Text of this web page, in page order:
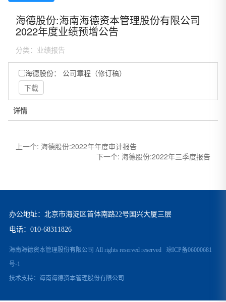
海德股份:海南海德资本管理股份有限公司
2022年度业绩预增公告
分类： 业绩报告
海德股份： 公司章程（修订稿）
下载
详情
上一个: 海德股份:2022年年度审计报告
下一个: 海德股份:2022年三季度报告
办公地址：北京市海淀区首体南路22号国兴大厦三层
电话： 010-68311826
海南海德资本管理股份有限公司 All rights reserved reserved 琼ICP备06000681
号-1
技术支持： 海南海德资本管理股份有限公司